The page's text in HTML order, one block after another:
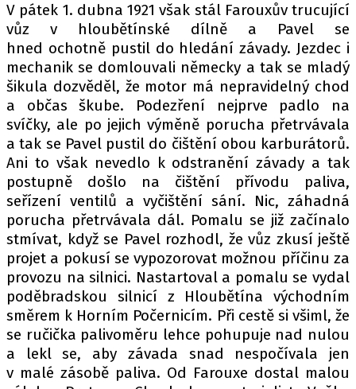
V pátek 1. dubna 1921 však stál Farouxův trucující
vůz v hloubětínské dílně a Pavel se
hned ochotně pustil do hledání závady. Jezdec i
mechanik se domlouvali německy a tak se mladý
šikula dozvěděl, že motor má nepravidelný chod
a občas škube. Podezření nejprve padlo na
svíčky, ale po jejich výměně porucha přetrvávala
a tak se Pavel pustil do čištění obou karburátorů.
Ani to však nevedlo k odstranění závady a tak
postupně došlo na čištění přívodu paliva,
seřízení ventilů a vyčištění sání. Nic, záhadná
porucha přetrvávala dál. Pomalu se již začínalo
stmívat, když se Pavel rozhodl, že vůz zkusí ještě
projet a pokusí se vypozorovat možnou příčinu za
provozu na silnici. Nastartoval a pomalu se vydal
poděbradskou silnicí z Hloubětína východním
směrem k Horním Počernicím. Při cestě si všiml, že
se ručička palivoměru lehce pohupuje nad nulou
a lekl se, aby závada snad nespočívala jen
v malé zásobě paliva. Od Farouxe dostal malou